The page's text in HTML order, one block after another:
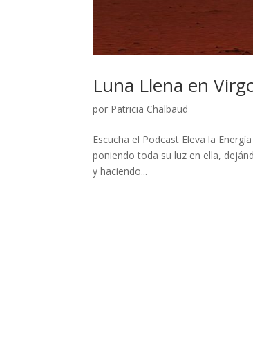
Luna Llena en
por Patricia Chalbaud
Escucha el Podcast Eleva la
poniendo toda su luz en ella,
y haciendo...